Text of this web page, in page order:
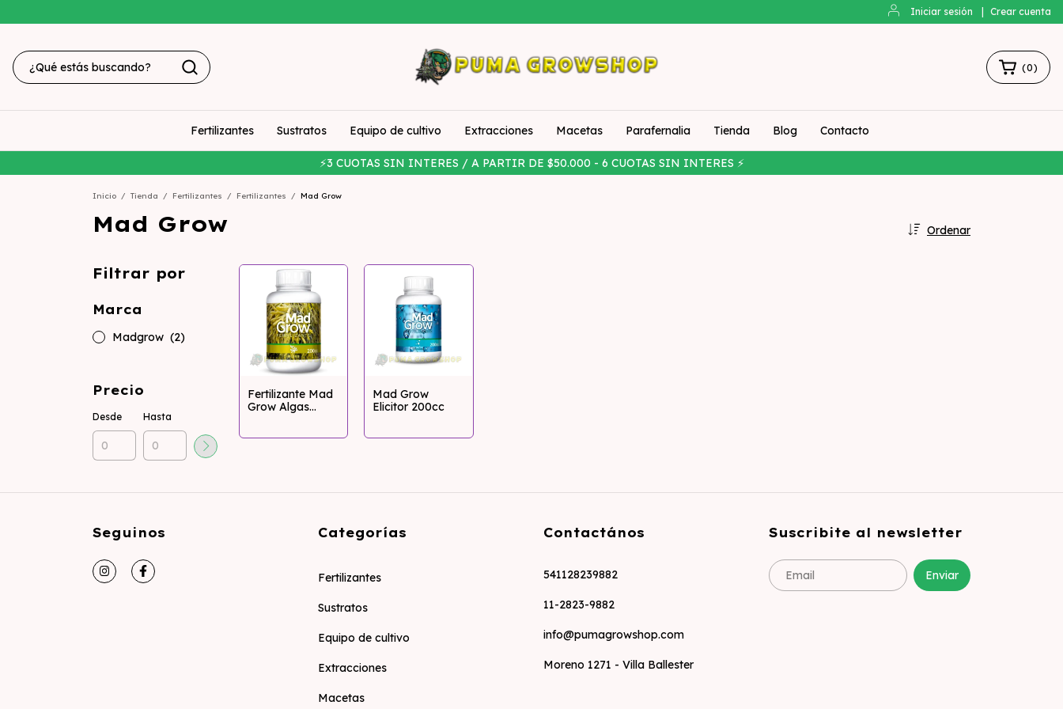
Iniciar sesión Crear cuenta
⚡3 CUOTAS SIN INTERES / A PARTIR DE $50.000 - 6 CUOTAS SIN INTERES ⚡
(0)
Fertilizantes Sustratos Equipo de cultivo Extracciones Macetas Parafernalia Tienda Blog Contacto
Inicio / Tienda / Fertilizantes / Fertilizantes / Mad Grow
Mad Grow Ordenar
Filtrar por
Marca
Madgrow (2)
Precio
Desde Hasta
Fertilizante Mad
Grow Algas
Mad Grow
Elicitor 200cc
Seguinos Categorías
Fertilizantes
Sustratos
Equipo de cultivo
Extracciones
Macetas
Contactános
541128239882
11-2823-9882
info@pumagrowshop.com
Moreno 1271 - Villa Ballester
Suscribite al newsletter